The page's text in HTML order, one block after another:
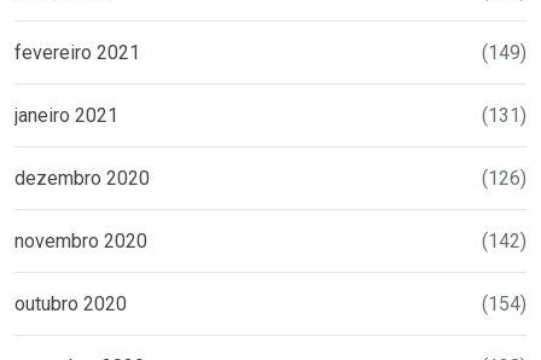
fevereiro 2021 (149)
janeiro 2021 (131)
dezembro 2020 (126)
novembro 2020 (142)
outubro 2020 (154)